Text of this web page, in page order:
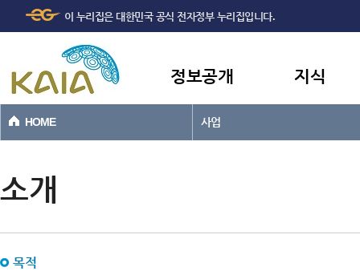
본문바로가기
이 누리집은 대한민국 공식 전자정부 누리집입니다.
정보공개 지식
HOME 사업
소개
목적